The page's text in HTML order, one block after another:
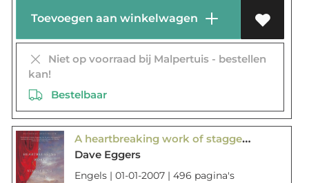
Toevoegen aan winkelwagen
Niet op voorraad bij Malpertuis - bestellen
kan!
Bestelbaar
A heartbreaking work of staggering genius
Dave Eggers
Engels | 01-01-2007 | 496 pagina's